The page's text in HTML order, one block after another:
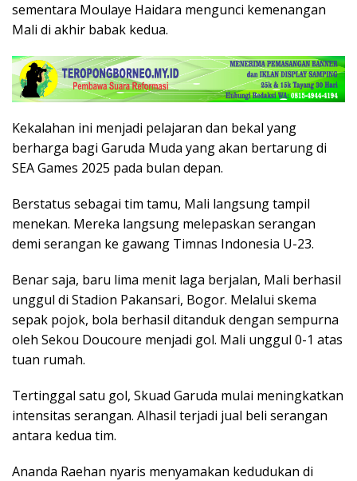
sementara Moulaye Haidara mengunci kemenangan
Mali di akhir babak kedua.
Kekalahan ini menjadi pelajaran dan bekal yang
berharga bagi Garuda Muda yang akan bertarung di
SEA Games 2025 pada bulan depan.
Berstatus sebagai tim tamu, Mali langsung tampil
menekan. Mereka langsung melepaskan serangan
demi serangan ke gawang Timnas Indonesia U-23.
Benar saja, baru lima menit laga berjalan, Mali berhasil
unggul di Stadion Pakansari, Bogor. Melalui skema
sepak pojok, bola berhasil ditanduk dengan sempurna
oleh Sekou Doucoure menjadi gol. Mali unggul 0-1 atas
tuan rumah.
Tertinggal satu gol, Skuad Garuda mulai meningkatkan
intensitas serangan. Alhasil terjadi jual beli serangan
antara kedua tim.
Ananda Raehan nyaris menyamakan kedudukan di